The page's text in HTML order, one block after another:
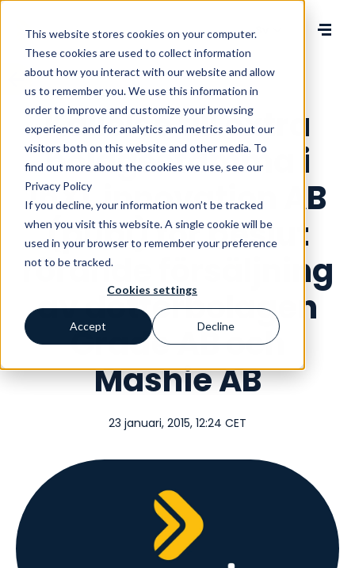
This website stores cookies on your computer.
These cookies are used to collect information
about how you interact with our website and allow
us to remember you. We use this information in
order to improve and customize your browsing
experience and for analytics and metrics about our
visitors both on this website and other media. To
find out more about the cookies we use, see our
Privacy Policy
If you decline, your information won’t be tracked
when you visit this website. A single cookie will be
used in your browser to remember your preference
not to be tracked.
Cookies settings
Accept Decline
Change language
Kallelse till extra
bolagsstämma i
InXL innovation AB
(publ) för beslut
rörande försäljning
av dotterbolagen
Grade AB och
Mashie AB
23 januari, 2015, 12:24 CET